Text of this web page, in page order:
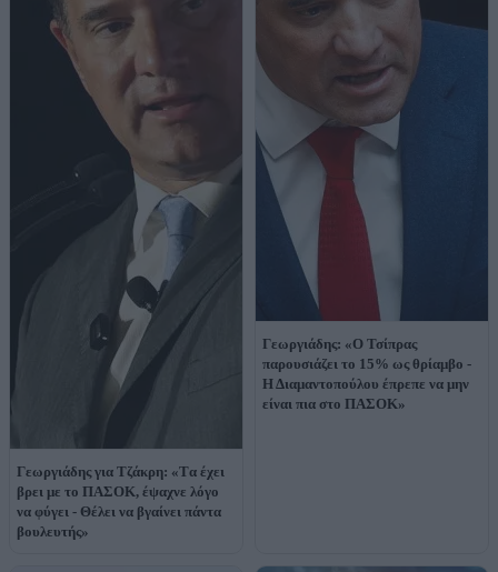
Γεωργιάδης για Τζάκρη: «Tα έχει
βρει με το ΠΑΣΟΚ, έψαχνε λόγο
να φύγει - Θέλει να βγαίνει πάντα
βουλευτής»
Γεωργιάδης: «Ο Τσίπρας
παρουσιάζει το 15% ως θρίαμβο -
Η Διαμαντοπούλου έπρεπε να μην
είναι πια στο ΠΑΣΟΚ»